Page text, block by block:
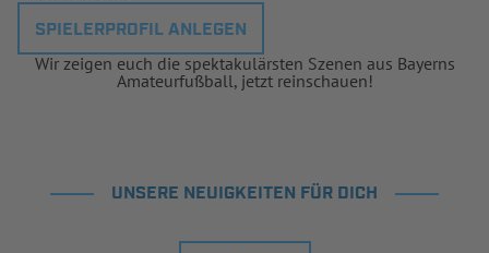
SPIELERPROFIL ANLEGEN
Wir zeigen euch die spektakulärsten Szenen aus Bayerns
Amateurfußball, jetzt reinschauen!
UNSERE NEUIGKEITEN FÜR DICH